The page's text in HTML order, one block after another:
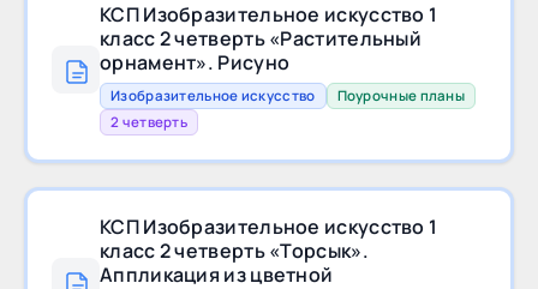
КСП Изобразительное искусство 1
класс 2 четверть «Растительный
орнамент». Рисуно
Изобразительное искусство
Поурочные планы
2 четверть
КСП Изобразительное искусство 1
класс 2 четверть «Торсык».
Аппликация из цветной